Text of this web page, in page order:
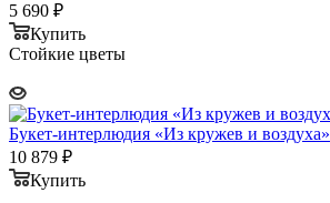
5 690 ₽
Купить
Стойкие цветы
Букет-интерлюдия «Из кружев и воздуха»
10 879 ₽
Купить